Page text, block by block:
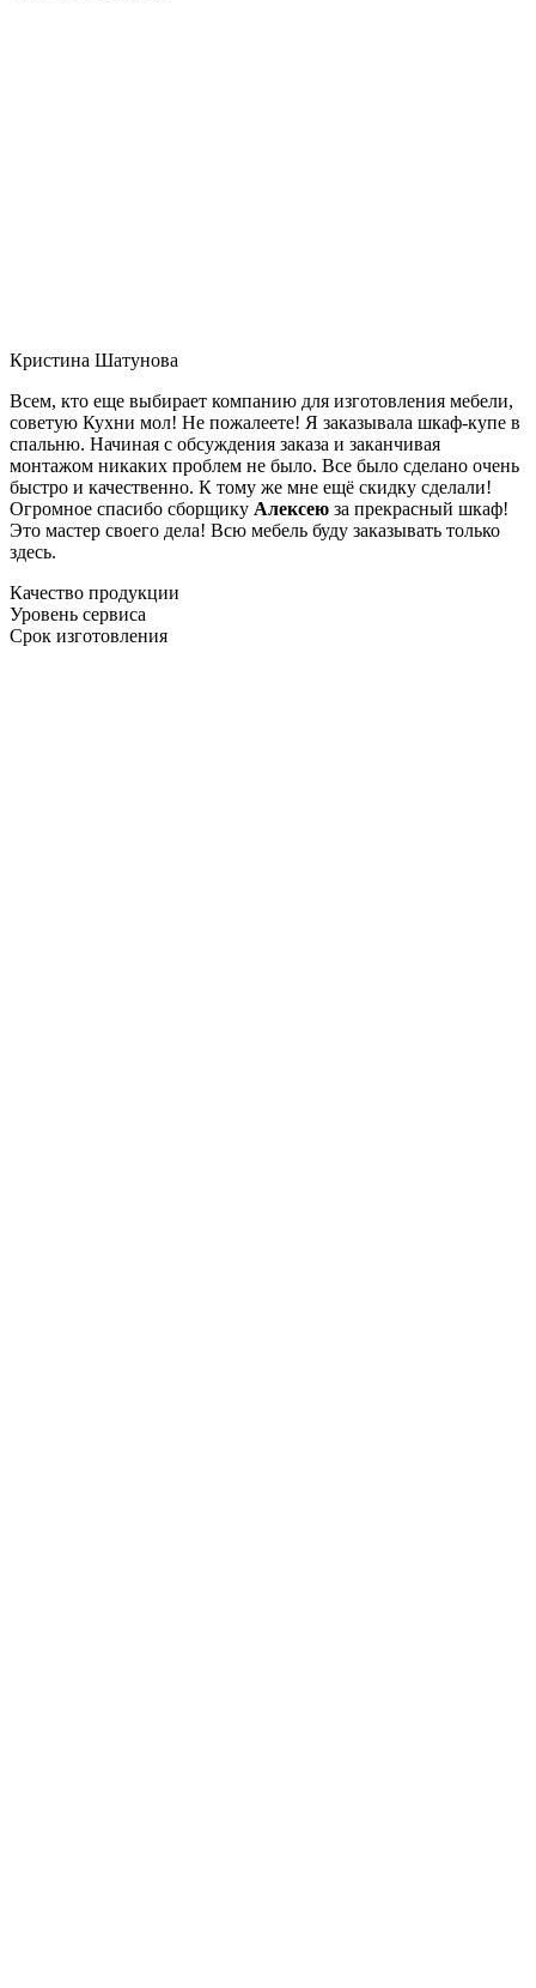
Кристина Шатунова
Всем, кто еще выбирает компанию для изготовления мебели,
советую Кухни мол! Не пожалеете! Я заказывала шкаф-купе в
спальню. Начиная с обсуждения заказа и заканчивая
монтажом никаких проблем не было. Все было сделано очень
быстро и качественно. К тому же мне ещё скидку сделали!
Огромное спасибо сборщику Алексею за прекрасный шкаф!
Это мастер своего дела! Всю мебель буду заказывать только
здесь.
Качество продукции
Уровень сервиса
Срок изготовления